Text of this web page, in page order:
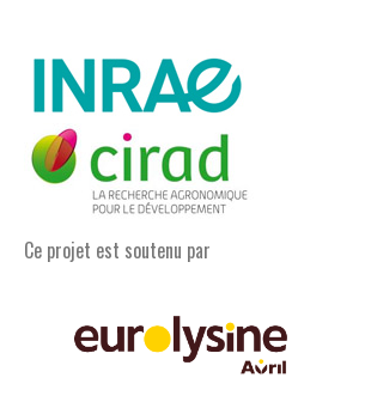
Ce projet est soutenu par